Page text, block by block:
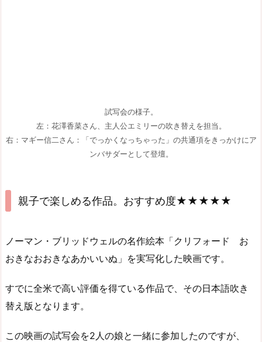
試写会の様子。
左：花澤香菜さん、主人公エミリーの吹き替えを担当。
右：マギー信二さん：「でっかくなっちゃった」の共通項をきっかけにア
ンバサダーとして登壇。
親子で楽しめる作品。おすすめ度★★★★★
ノーマン・ブリッドウェルの名作絵本「クリフォード お
おきなおおきなあかいいぬ」を実写化した映画です。
すでに全米で高い評価を得ている作品で、その日本語吹き
替え版となります。
この映画の試写会を2人の娘と一緒に参加したのですが、